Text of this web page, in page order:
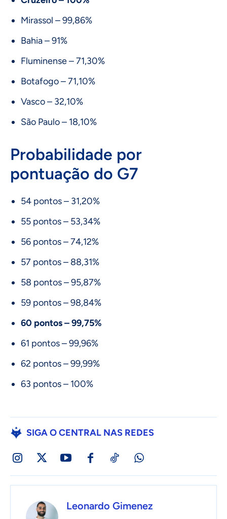
Mirassol – 99,86%
Bahia – 91%
Fluminense – 71,30%
Botafogo – 71,10%
Vasco – 32,10%
São Paulo – 18,10%
Probabilidade por
pontuação do G7
54 pontos – 31,20%
55 pontos – 53,34%
56 pontos – 74,12%
57 pontos – 88,31%
58 pontos – 95,87%
59 pontos – 98,84%
60 pontos – 99,75%
61 pontos – 99,96%
62 pontos – 99,99%
63 pontos – 100%
SIGA O CENTRAL NAS REDES
Leonardo Gimenez